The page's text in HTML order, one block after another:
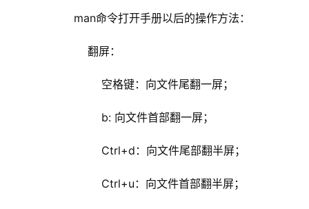
man命令打开手册以后的操作方法：
翻屏：
空格键：向文件尾翻一屏；
b: 向文件首部翻一屏；
Ctrl+d：向文件尾部翻半屏；
Ctrl+u：向文件首部翻半屏；